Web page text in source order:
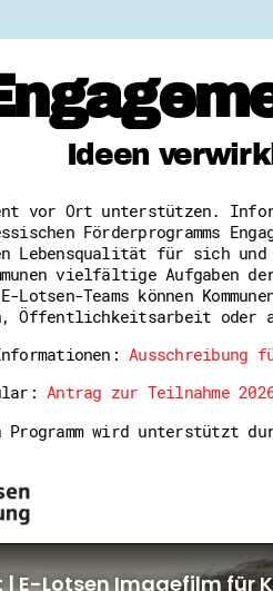
Ideen
vor Ort unterstützen.
Förderprogramms
Lebensqualität für sich
vielfältige Aufgaben
Lotsen-Teams können
Öffentlichkeitsarbeit oder
Ausschreibung
Antrag zur Teilnahme
Programm wird unterstützt